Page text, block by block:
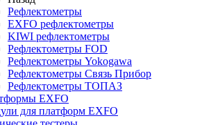
Рефлектометры
EXFO рефлектометры
KIWI рефлектометры
Рефлектометры FOD
Рефлектометры Yokogawa
Рефлектометры Связь Прибор
Рефлектометры ТОПАЗ
EXFO
для платформ EXFO